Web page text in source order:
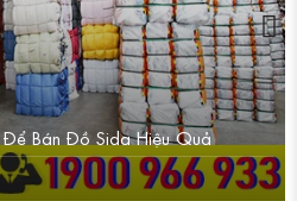
Để Bán Đồ Sida Hiệu Quả